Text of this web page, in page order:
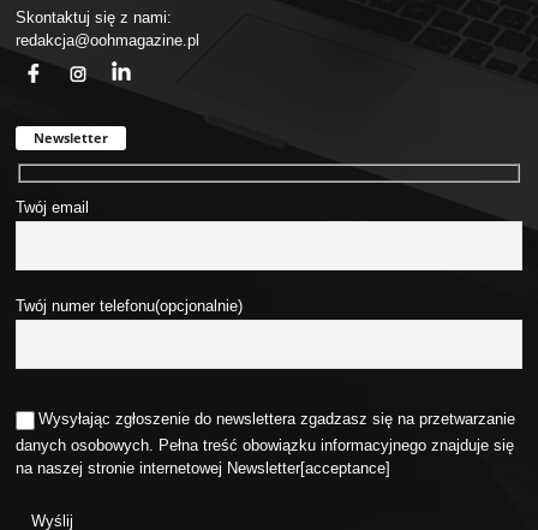
Skontaktuj się z nami:
redakcja@oohmagazine.pl
Newsletter
Twój email
Twój numer telefonu(opcjonalnie)
Wysyłając zgłoszenie do newslettera zgadzasz się na przetwarzanie
danych osobowych. Pełna treść obowiązku informacyjnego znajduje się
na naszej stronie internetowej Newsletter[acceptance]